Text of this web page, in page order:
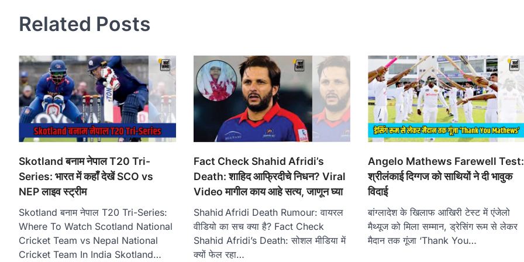
Related Posts
Skotland बनाम नेपाल T20 Tri-
Series: भारत में कहाँ देखें SCO vs
NEP लाइव स्ट्रीम
Skotland बनाम नेपाल T20 Tri-Series:
Where To Watch Scotland National
Cricket Team vs Nepal National
Cricket Team In India Skotland…
Fact Check Shahid Afridi’s
Death: शाहिद आफ्रिदीचे निधन? Viral
Video मागील काय आहे सत्य, जाणून घ्या
Shahid Afridi Death Rumour: वायरल
वीडियो का सच क्या है? Fact Check
Shahid Afridi’s Death: सोशल मीडिया में
क्यों फेल रहा…
Angelo Mathews Farewell Test:
श्रीलंकाई दिग्गज को साथियों ने दी भावुक
विदाई
बांग्लादेश के खिलाफ आखिरी टेस्ट में एंजेलो
मैथ्यूज को मिला सम्मान, ड्रेसिंग रूम से लेकर
मैदान तक गूंजा ‘Thank You…